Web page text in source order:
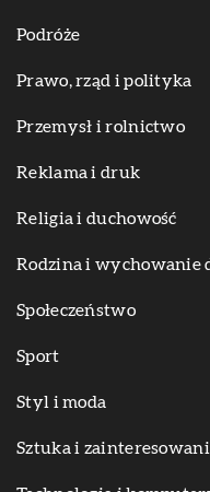
Podróże
Prawo, rząd i polityka
Przemysł i rolnictwo
Reklama i druk
Religia i duchowość
Rodzina i wychowanie
Społeczeństwo
Sport
Styl i moda
Sztuka i